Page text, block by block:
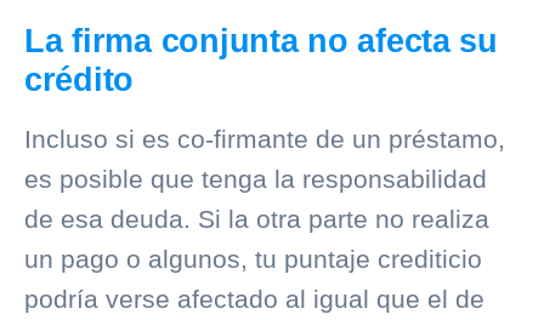
La firma conjunta no afecta su
crédito
Incluso si es co-firmante de un préstamo,
es posible que tenga la responsabilidad
de esa deuda. Si la otra parte no realiza
un pago o algunos, tu puntaje crediticio
podría verse afectado al igual que el de